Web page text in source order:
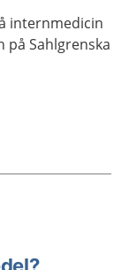
internmedicin
på Sahlgrenska